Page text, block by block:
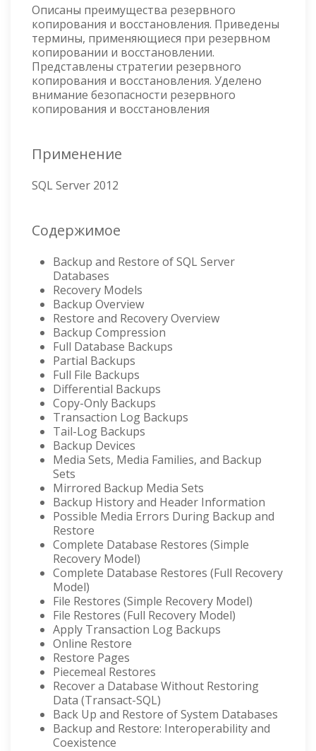
Описаны преимущества резервного
копирования и восстановления. Приведены
термины, применяющиеся при резервном
копировании и восстановлении.
Представлены стратегии резервного
копирования и восстановления. Уделено
внимание безопасности резервного
копирования и восстановления
Применение
SQL Server 2012
Содержимое
Backup and Restore of SQL Server
Databases
Recovery Models
Backup Overview
Restore and Recovery Overview
Backup Compression
Full Database Backups
Partial Backups
Full File Backups
Differential Backups
Copy-Only Backups
Transaction Log Backups
Tail-Log Backups
Backup Devices
Media Sets, Media Families, and Backup
Sets
Mirrored Backup Media Sets
Backup History and Header Information
Possible Media Errors During Backup and
Restore
Complete Database Restores (Simple
Recovery Model)
Complete Database Restores (Full Recovery
Model)
File Restores (Simple Recovery Model)
File Restores (Full Recovery Model)
Apply Transaction Log Backups
Online Restore
Restore Pages
Piecemeal Restores
Recover a Database Without Restoring
Data (Transact-SQL)
Back Up and Restore of System Databases
Backup and Restore: Interoperability and
Coexistence